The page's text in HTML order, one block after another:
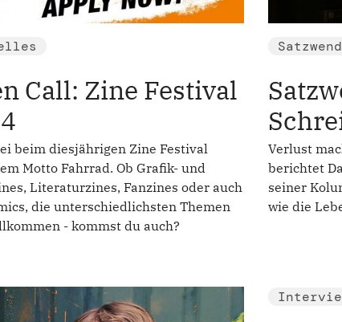
Call: Zine Festival
beim diesjährigen Zine Festival
Motto Fahrrad. Ob Grafik- und
Literaturzines, Fanzines oder auch
die unterschiedlichsten Themen
- kommst du auch?
Verlust
berichtet
seiner
wie die